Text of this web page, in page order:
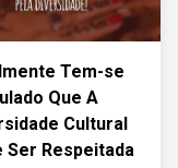
Tem-se
Que A
Cultural
Ser Respeitada